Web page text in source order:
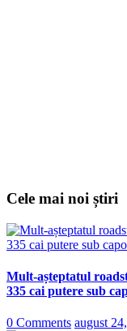
Cele mai noi știri
Mult-așteptatul
335 cai putere sub
0 Comments august